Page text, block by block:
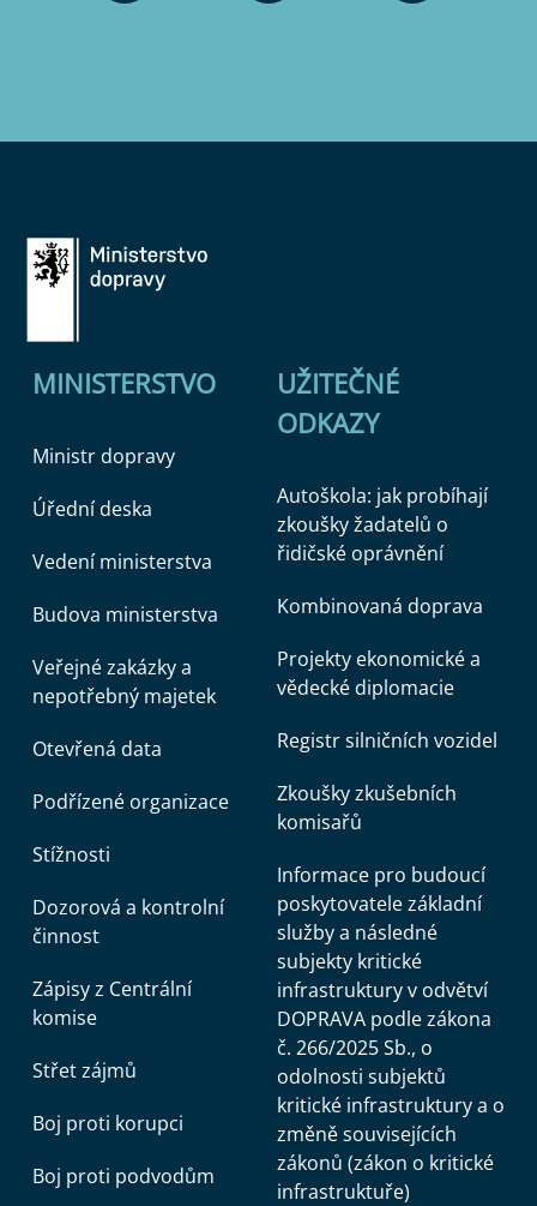
MINISTERSTVO
Ministr dopravy
Úřední deska
Vedení ministerstva
Budova ministerstva
Veřejné zakázky a
nepotřebný majetek
Otevřená data
Podřízené organizace
Stížnosti
Dozorová a kontrolní
činnost
Zápisy z Centrální
komise
Střet zájmů
Boj proti korupci
Boj proti podvodům
UŽITEČNÉ
ODKAZY
Autoškola: jak probíhají
zkoušky žadatelů o
řidičské oprávnění
Kombinovaná doprava
Projekty ekonomické a
vědecké diplomacie
Registr silničních vozidel
Zkoušky zkušebních
komisařů
Informace pro budoucí
poskytovatele základní
služby a následné
subjekty kritické
infrastruktury v odvětví
DOPRAVA podle zákona
č. 266/2025 Sb., o
odolnosti subjektů
kritické infrastruktury a o
změně souvisejících
zákonů (zákon o kritické
infrastruktuře)